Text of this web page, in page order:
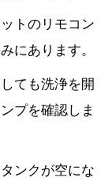
トのリモコン
にあります。
ても洗浄を開
プを確認しま
ンクが空にな